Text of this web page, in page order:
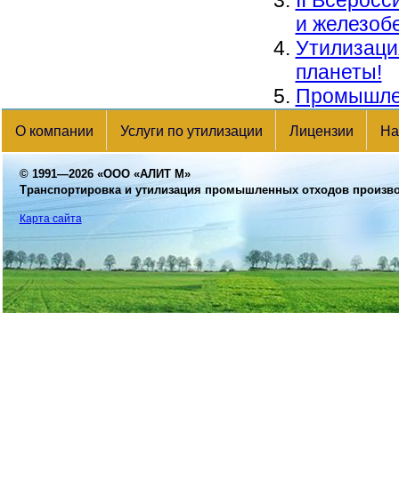
и
планеты!
О компании Услуги по утилизации Лицензии
© 1991—2026 «ООО «АЛИТ М»
Транспортировка и утилизация промышленных отходов
Карта сайта